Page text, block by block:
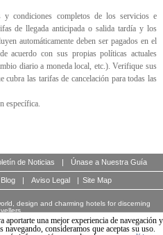
y condiciones completos de los servicios e
de llegada anticipada o salida tardía y los
automáticamente deben ser pagados en el
acuerdo con sus propias políticas actuales
diario a moneda local, etc.). Verifique sus
las tarifas de cancelación para todas las
específica.
de Noticias | Únase a Nuestra Guía
Blog | Aviso Legal | Site Map
design and charming hotels for discerning
Travellers On Line S.L.
una mejor experiencia de navegación y
consideramos que aceptas su uso.